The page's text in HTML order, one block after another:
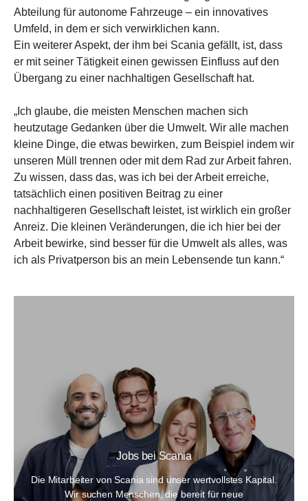
Abteilung für autonome Fahrzeuge – ein innovatives
Umfeld, in dem er sich verwirklichen kann.
Ein weiterer Aspekt, der ihm bei Scania gefällt, ist, dass
er mit seiner Tätigkeit einen gewissen Einfluss auf den
Übergang zu einer nachhaltigen Gesellschaft hat.
„Ich glaube, die meisten Menschen machen sich
heutzutage Gedanken über die Umwelt. Wir alle machen
kleine Dinge, die etwas bewirken, zum Beispiel indem wir
unseren Müll trennen oder mit dem Rad zur Arbeit fahren.
Zu wissen, dass das, was ich bei der Arbeit erreiche,
tatsächlich einen positiven Beitrag zu einer
nachhaltigeren Gesellschaft leistet, ist wirklich ein großer
Anreiz. Die kleinen Veränderungen, die ich hier bei der
Arbeit bewirke, sind besser für die Umwelt als alles, was
ich als Privatperson bis an mein Lebensende tun kann.“
Jobs bei Scania
Die Mitarbeiter von Scania sind unser wertvollstes Kapital.
Wir suchen Menschen, die bereit für neue